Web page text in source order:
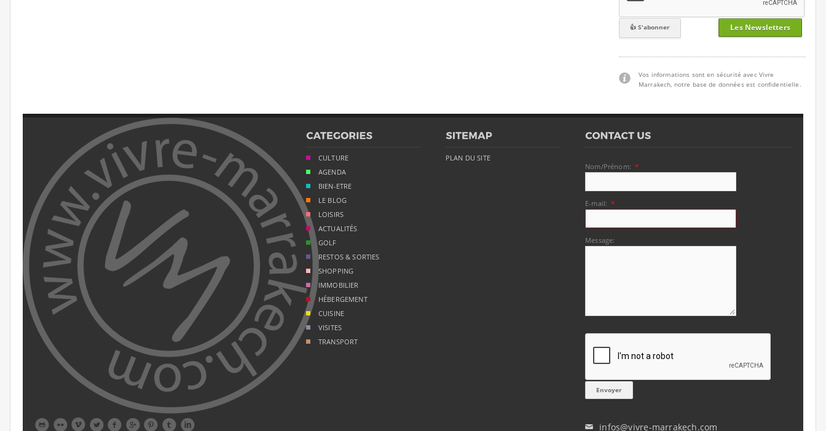
Les Newsletters
Vos informations sont en sécurité avec Vivre
Marrakech, notre base de données est confidentielle.
        
CULTURE
AGENDA
BIEN-ETRE
LE BLOG
LOISIRS
ACTUALITÉS
GOLF
RESTOS & SORTIES
SHOPPING
IMMOBILIER
HÉBERGEMENT
CUISINE
VISITES
TRANSPORT
PLAN DU SITE
Nom/Prénom: *
E-mail: *
Message:
✉ infos@vivre-marrakech.com